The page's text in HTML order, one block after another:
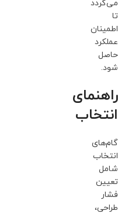
می‌گردد
تا
اطمینان
عملکرد
حاصل
شود.
راهنمای
انتخاب
گام‌های
انتخاب
شامل
تعیین
فشار
طراحی،